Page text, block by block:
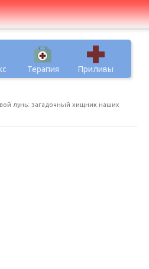
Терапия Приливы
лунь: загадочный хищник наших